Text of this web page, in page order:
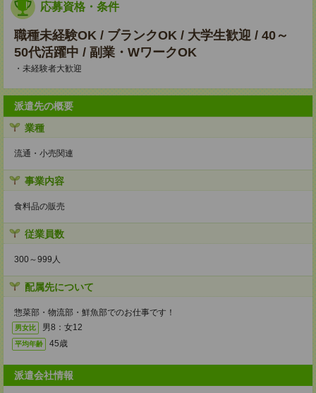
応募資格・条件
職種未経験OK / ブランクOK / 大学生歓迎 / 40～
50代活躍中 / 副業・WワークOK
・未経験者大歓迎
派遣先の概要
業種
流通・小売関連
事業内容
食料品の販売
従業員数
300～999人
配属先について
惣菜部・物流部・鮮魚部でのお仕事です！
男女比 男8：女12
平均年齢 45歳
派遣会社情報